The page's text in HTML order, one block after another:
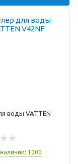
воды VATTEN
наличии: 1000